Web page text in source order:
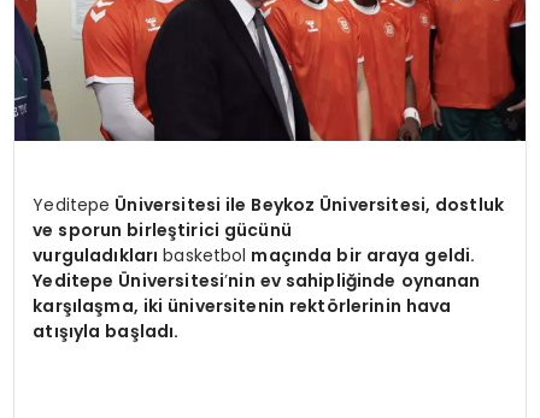
Yeditepe Üniversitesi ile Beykoz Üniversitesi, dostluk
ve sporun birleştirici gücünü
vurguladıklarıbasketbol maçında bir araya geldi.
Yeditepe Üniversitesi’nin ev sahipliğinde oynanan
karşılaşma, iki üniversitenin rektörlerinin hava
atışıyla başladı.